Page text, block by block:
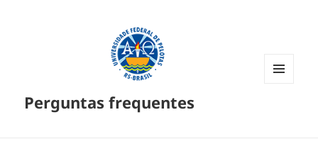
Perguntas frequentes